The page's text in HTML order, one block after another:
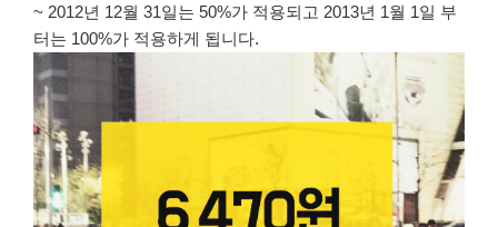
~ 2012년 12월 31일는 50%가 적용되고 2013년 1월 1일 부
터는 100%가 적용하게 됩니다.